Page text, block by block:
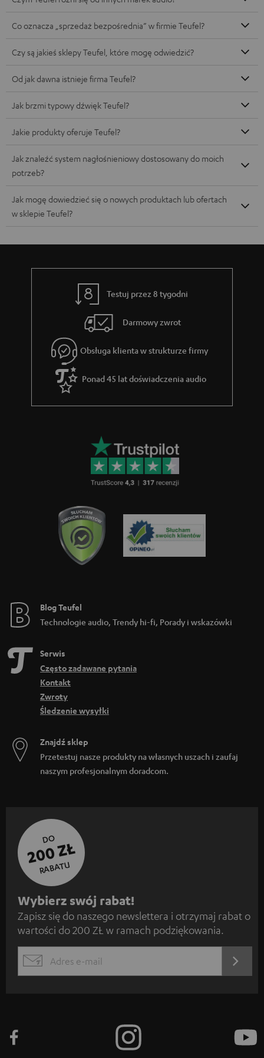
Co oznacza „sprzedaż bezpośrednia” w firmie Teufel?
Czy są jakieś sklepy Teufel, które mogę odwiedzić?
Od jak dawna istnieje firma Teufel?
Jak brzmi typowy dźwięk Teufel?
Jakie produkty oferuje Teufel?
Jak znaleźć system nagłośnieniowy dostosowany do moich
potrzeb?
Jak mogę dowiedzieć się o nowych produktach lub ofertach
w sklepie Teufel?
Testuj przez 8 tygodni
Darmowy zwrot
Obsługa klienta w strukturze firmy
Ponad 45 lat doświadczenia audio
Blog Teufel
Technologie audio, Trendy hi-fi, Porady i wskazówki
Serwis
Często zadawane pytania
Kontakt
Zwroty
Śledzenie wysyłki
Znajdź sklep
Przetestuj nasze produkty na własnych uszach i zaufaj
naszym profesjonalnym doradcom.
DO
200 ZŁ
RABATU
Z
a
p
s
ę
Wybierz swój rabat!
Zapisz się do naszego newslettera i otrzymaj rabat o
wartości do 200 ZŁ w ramach podziękowania.
EMAIL